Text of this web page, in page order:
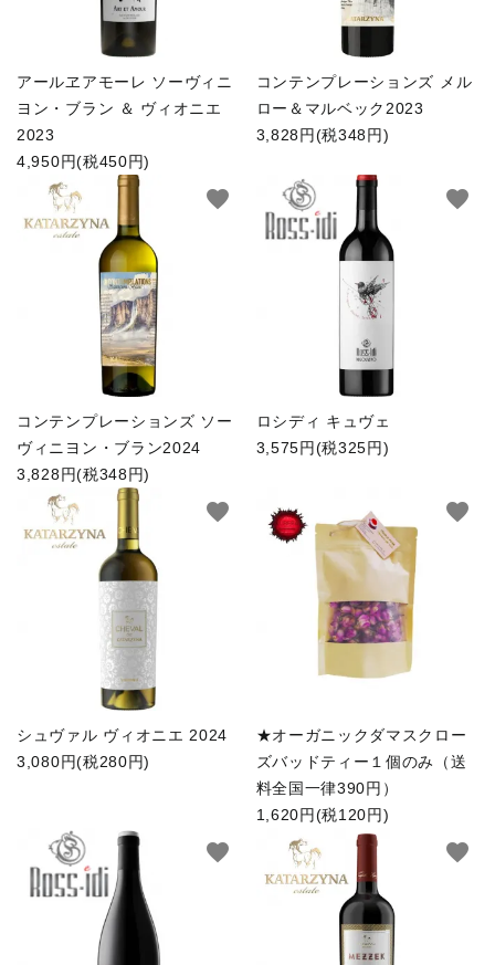
アールヱアモーレ ソーヴィニ
ヨン・ブラン ＆ ヴィオニエ
2023
4,950円(税450円)
コンテンプレーションズ メル
ロー＆マルベック2023
3,828円(税348円)
コンテンプレーションズ ソー
ヴィニヨン・ブラン2024
3,828円(税348円)
favorite
ロシディ キュヴェ
3,575円(税325円)
favorite
シュヴァル ヴィオニエ 2024
3,080円(税280円)
favorite
★オーガニックダマスクロー
ズバッドティー１個のみ（送
料全国一律390円）
1,620円(税120円)
favorite
favorite favorite